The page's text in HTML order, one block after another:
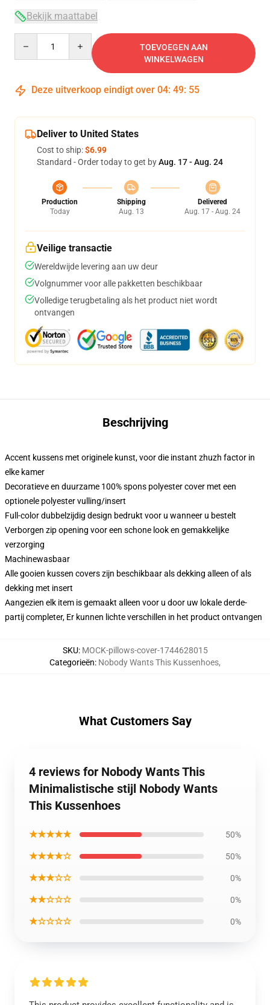
Bekijk maattabel
TOEVOEGEN AAN
WINKELWAGEN
Deze uitverkoop eindigt over 04: 49: 54
Deliver to United States
Cost to ship:$6.99
Standard - Order today to get byAug. 17 - Aug. 24
Production
Today
Shipping
Aug. 13
Delivered
Aug. 17 - Aug. 24
Veilige transactie
Wereldwijde levering aan uw deur
Volgnummer voor alle pakketten beschikbaar
Volledige terugbetaling als het product niet wordt
ontvangen
Beschrijving
Accent kussens met originele kunst, voor die instant zhuzh factor in
elke kamer
Decoratieve en duurzame 100% spons polyester cover met een
optionele polyester vulling/insert
Full-color dubbelzijdig design bedrukt voor u wanneer u bestelt
Verborgen zip opening voor een schone look en gemakkelijke
verzorging
Machinewasbaar
Alle gooien kussen covers zijn beschikbaar als dekking alleen of als
dekking met insert
Aangezien elk item is gemaakt alleen voor u door uw lokale derde-
partij completer, Er kunnen lichte verschillen in het product ontvangen
SKU: MOCK-pillows-cover-1744628015
Categorieën: Nobody Wants This Kussenhoes,
What Customers Say
4 reviews for Nobody Wants This
Minimalistische stijl Nobody Wants
This Kussenhoes
★★★★★ 50%
★★★★☆ 50%
★★★☆☆ 0%
★★☆☆☆ 0%
★☆☆☆☆ 0%